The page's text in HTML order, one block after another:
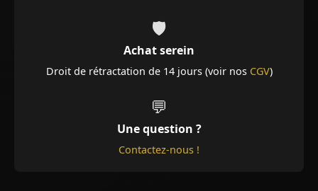
🛡️
Achat serein
Droit de rétractation de 14 jours (voir nos CGV)
💬
Une question ?
Contactez-nous !